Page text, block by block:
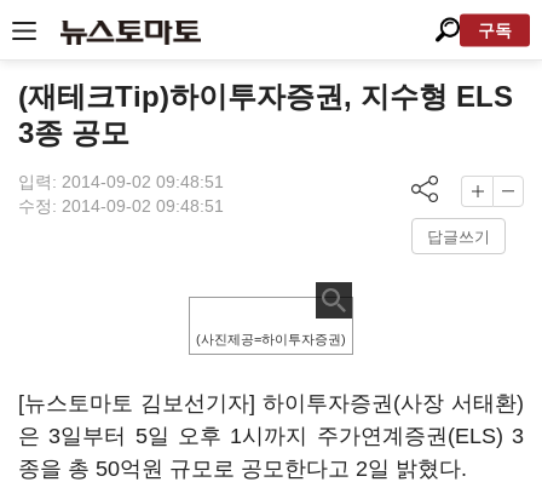
구독
(재테크Tip)하이투자증권, 지수형 ELS
3종 공모
입력: 2014-09-02 09:48:51
수정: 2014-09-02 09:48:51
답글쓰기
(사진제공=하이투자증권)
[뉴스토마토 김보선기자] 하이투자증권(사장 서태환)
은 3일부터 5일 오후 1시까지 주가연계증권(ELS) 3
종을 총 50억원 규모로 공모한다고 2일 밝혔다.